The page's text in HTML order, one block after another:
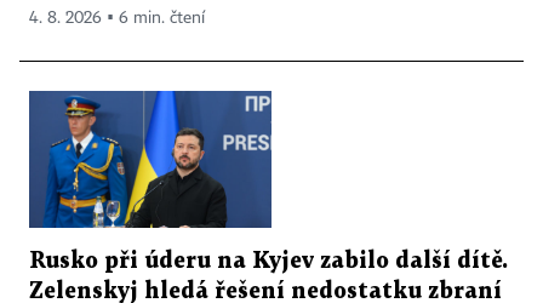
4. 8. 2026 ▪ 6 min. čtení
Rusko při úderu na Kyjev zabilo další dítě.
Zelenskyj hledá řešení nedostatku zbraní